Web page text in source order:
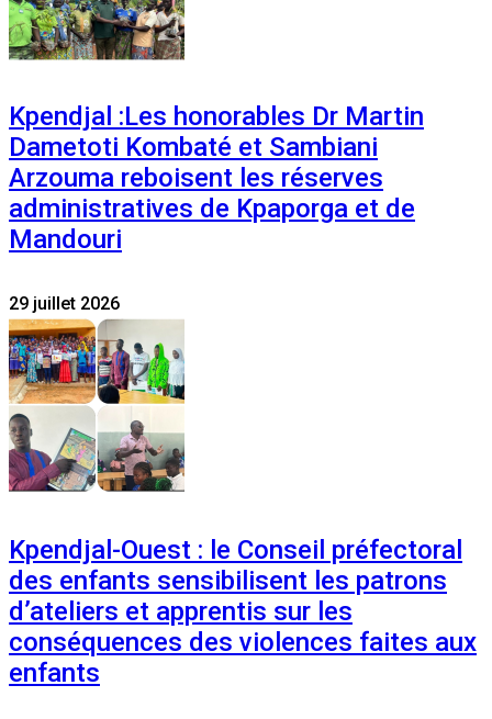
Kpendjal :Les honorables Dr Martin
Dametoti Kombaté et Sambiani
Arzouma reboisent les réserves
administratives de Kpaporga et de
Mandouri
29 juillet 2026
Kpendjal-Ouest : le Conseil préfectoral
des enfants sensibilisent les patrons
d’ateliers et apprentis sur les
conséquences des violences faites aux
enfants